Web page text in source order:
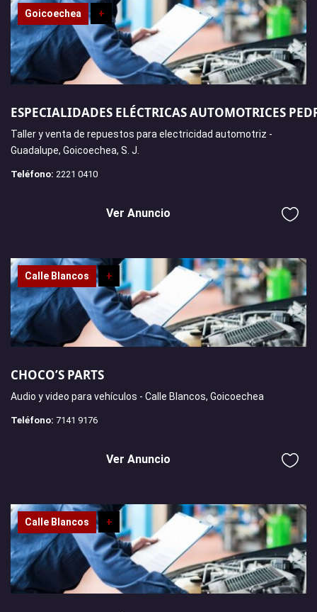
Goicoechea +
ESPECIALIDADES ELÉCTRICAS AUTOMOTRICES
Taller y venta de repuestos para electricidad automotriz -
Guadalupe, Goicoechea, S. J.
Teléfono: 2221 0410
Ver Anuncio
Calle Blancos +
CHOCO’S PARTS
Audio y video para vehículos - Calle Blancos, Goicoechea
Teléfono: 7141 9176
Ver Anuncio
Calle Blancos +